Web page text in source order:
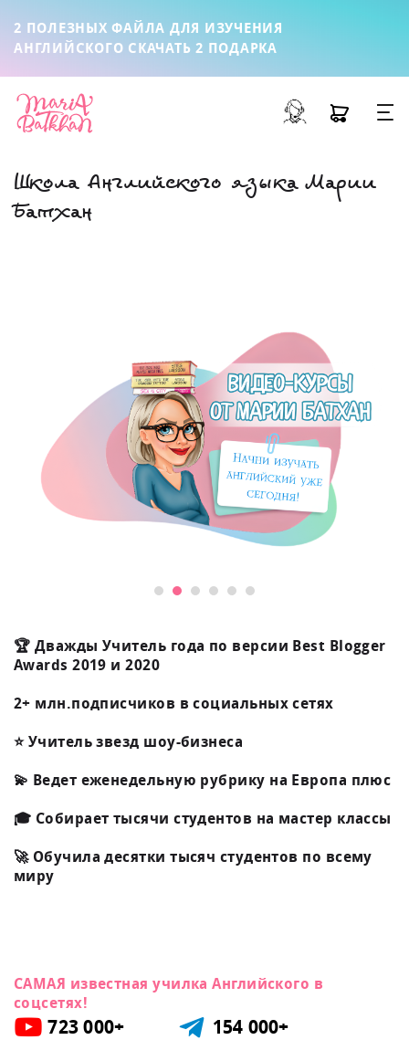
2 ПОЛЕЗНЫХ ФАЙЛА ДЛЯ ИЗУЧЕНИЯ
АНГЛИЙСКОГО СКАЧАТЬ 2 ПОДАРКА
Школа Английского языка Марии
Батхан
🏆 Дважды Учитель года по версии Best Blogger
Awards 2019 и 2020
2+ млн.подписчиков в социальных сетях
⭐️ Учитель звезд шоу-бизнеса
💫 Ведет еженедельную рубрику на Европа плюс
🎓 Собирает тысячи студентов на мастер классы
🚀 Обучила десятки тысяч студентов по всему
миру
САМАЯ известная училка Английского в
соцсетях!
723 000+ 154 000+